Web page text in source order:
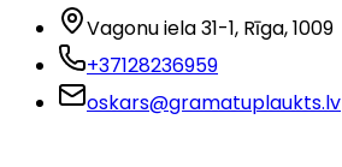
Vagonu iela 31-1, Rīga, 1009
+37128236959
oskars@gramatuplaukts.lv